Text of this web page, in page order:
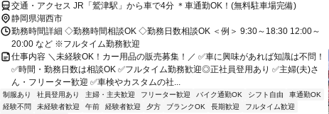
交通・アクセス JR「鷲津駅」から車で4分 ＊車通勤OK！(無料駐車場完備)
静岡県湖西市
勤務時間詳細 ◇勤務時間相談OK ◇勤務日数相談OK ＜例＞ 9:30～18:30 12:00～
20:00 など ※フルタイム勤務歓迎
仕事内容 ＼未経験OK！カー用品の販売募集！／ ✅車に興味があれば知識は不問！
✅時間・勤務日数は相談OK ✅フルタイム勤務歓迎◎正社員登用あり ✅主婦(夫)さ
ん・フリーター歓迎 ✅車検やカスタムの社...
制服あり 社員登用あり 主婦・主夫歓迎 フリーター歓迎 バイク通勤OK シフト自由
車通勤OK
経験不問
未経験者歓迎 午前 経験者歓迎 夕方 ブランクOK 長期歓迎
フルタイム歓迎